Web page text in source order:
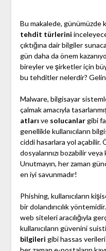
Bu makalede, günümüzde
tehdit türlerini
çıktığına dair bilgiler
gün daha da önem
bireyler ve şirketler için
bu tehditler nelerdir?
Malware, bilgisayar
çalmak amacıyla
atları ve solucanlargibi
genellikle kullanıcıların
ciddi hasarlara yol açabilir.
dosyalarınızı bozabilir
Unutmayın, her zaman
en iyi savunmadır!
Phishing, kullanıcıların
bir dolandırıcılık
web siteleri aracılığıyla
kullanıcıların güvenini
bilgileri gibi hassas